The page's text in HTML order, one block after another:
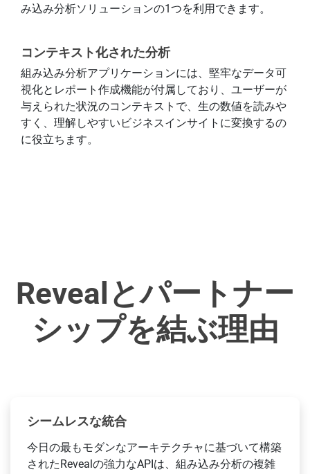
み込み分析ソリューションの1つを利用できます。
コンテキスト化された分析
組み込み分析アプリケーションには、堅牢なデータ可
視化とレポート作成機能が付属しており、ユーザーが
与えられた状況のコンテキストで、生の数値を読みや
すく、理解しやすいビジネスインサイトに変換するの
に役立ちます。
Revealとパートナー
シップを結ぶ理由
シームレスな統合
今日の最もモダンなアーキテクチャに基づいて構築
されたRevealの強力なAPIは、組み込み分析の複雑